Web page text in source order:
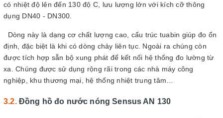
có nhiệt độ lên đến 130 độ C, lưu lượng lớn với kích cỡ thông
dụng DN40 - DN300.
Dòng này là dạng cơ chất lượng cao, cấu trúc tuabin giúp đo ổn
định, đặc biệt là khi có dòng chảy liên tục. Ngoài ra chúng còn
được tích hợp sẵn bộ xung phát để kết nối hệ thống đo lường từ
xa. Chúng được sử dụng rộng rãi trong các nhà máy công
nghiệp, khu thương mại, hệ thống nhiệt trung tâm…
Đồng hồ đo nước nóng Sensus AN 130